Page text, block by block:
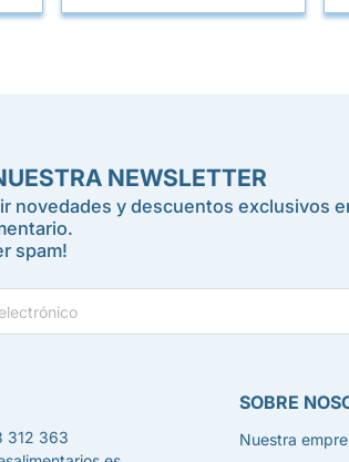
NEWSLETTER
novedades y descuentos exclusivos
spam!
312 363
SOBRE
Nuestra